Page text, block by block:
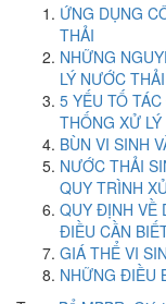
ỨNG DỤNG
THẢI
NHỮNG
LÝ NƯỚC THẢI
5 YẾU TỐ
THỐNG XỬ
BÙN VI SINH
NƯỚC THẢI
QUY TRÌNH
QUY ĐỊNH VỀ
ĐIỀU CẦN
GIÁ THỂ VI
NHỮNG ĐIỀU